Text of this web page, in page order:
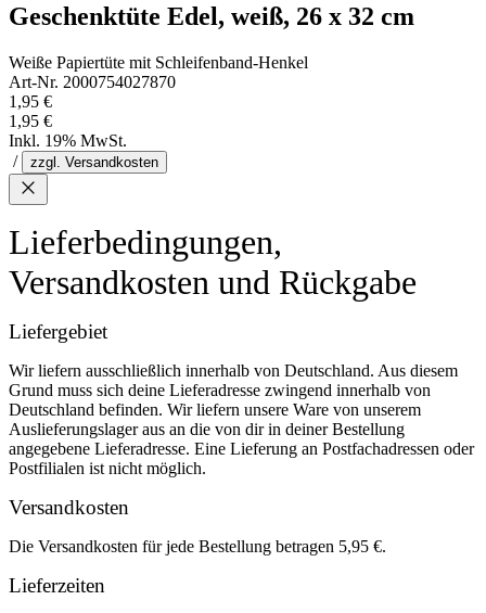
Geschenktüte Edel, weiß, 26 x 32 cm
Weiße Papiertüte mit Schleifenband-Henkel
Art-Nr. 2000754027870
1,95 €
1,95 €
Inkl. 19% MwSt.
/
zzgl. Versandkosten
Lieferbedingungen,
Versandkosten und Rückgabe
Liefergebiet
Wir liefern ausschließlich innerhalb von Deutschland. Aus diesem
Grund muss sich deine Lieferadresse zwingend innerhalb von
Deutschland befinden. Wir liefern unsere Ware von unserem
Auslieferungslager aus an die von dir in deiner Bestellung
angegebene Lieferadresse. Eine Lieferung an Postfachadressen oder
Postfilialen ist nicht möglich.
Versandkosten
Die Versandkosten für jede Bestellung betragen 5,95 €.
Lieferzeiten